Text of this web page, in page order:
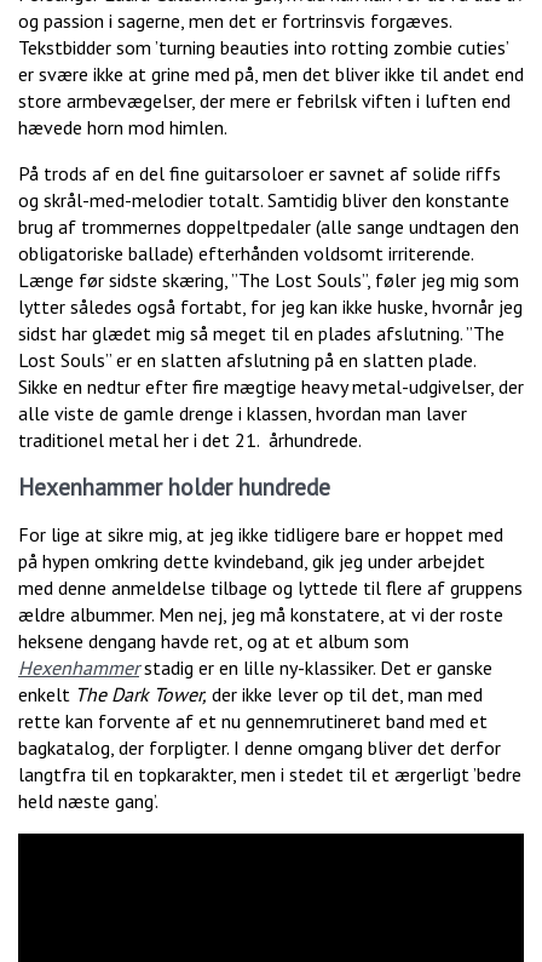
og passion i sagerne, men det er fortrinsvis forgæves.
Tekstbidder som ’turning beauties into rotting zombie cuties’
er svære ikke at grine med på, men det bliver ikke til andet end
store armbevægelser, der mere er febrilsk viften i luften end
hævede horn mod himlen.
På trods af en del fine guitarsoloer er savnet af solide riffs
og skrål-med-melodier totalt. Samtidig bliver den konstante
brug af trommernes doppeltpedaler (alle sange undtagen den
obligatoriske ballade) efterhånden voldsomt irriterende.
Længe før sidste skæring, ”The Lost Souls”, føler jeg mig som
lytter således også fortabt, for jeg kan ikke huske, hvornår jeg
sidst har glædet mig så meget til en plades afslutning. ”The
Lost Souls” er en slatten afslutning på en slatten plade.
Sikke en nedtur efter fire mægtige heavy metal-udgivelser, der
alle viste de gamle drenge i klassen, hvordan man laver
traditionel metal her i det 21. århundrede.
Hexenhammer holder hundrede
For lige at sikre mig, at jeg ikke tidligere bare er hoppet med
på hypen omkring dette kvindeband, gik jeg under arbejdet
med denne anmeldelse tilbage og lyttede til flere af gruppens
ældre albummer. Men nej, jeg må konstatere, at vi der roste
heksene dengang havde ret, og at et album som
Hexenhammerstadig er en lille ny-klassiker. Det er ganske
enkelt The Dark Tower, der ikke lever op til det, man med
rette kan forvente af et nu gennemrutineret band med et
bagkatalog, der forpligter. I denne omgang bliver det derfor
langtfra til en topkarakter, men i stedet til et ærgerligt ’bedre
held næste gang’.